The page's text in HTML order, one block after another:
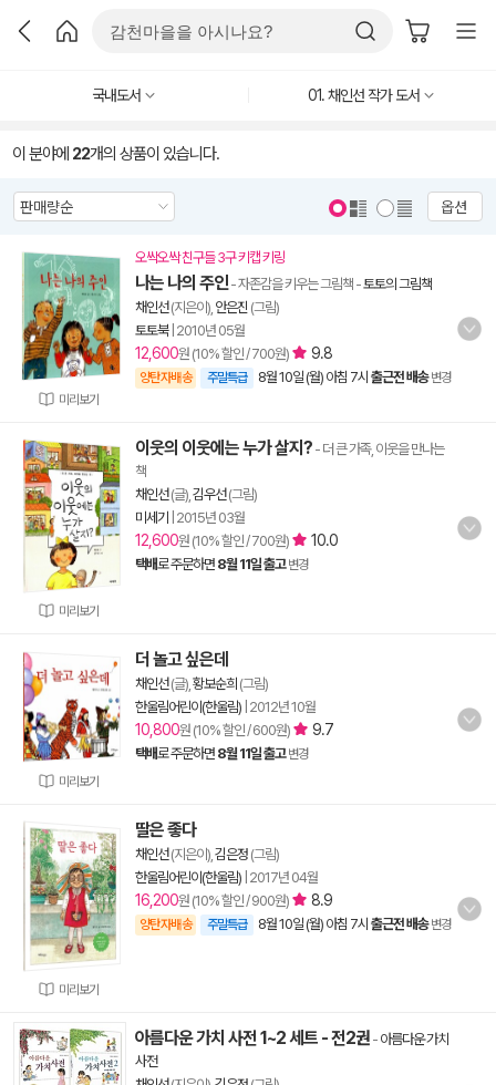
국내도서 01. 채인선 작가 도서
이 분야에 22개의 상품이 있습니다.
옵션
미리보기
오싹오싹 친구들 3구 키캡 키링
나는 나의 주인- 자존감을 키우는 그림책 -토토의 그림책
채인선(지은이), 안은진 (그림)
토토북| 2010년 05월
12,600원 (10% 할인 / 700원) 9.8
양탄자배송 주말특급 8월 10일 (월) 아침 7시 출근전 배송 변경
미리보기
이웃의 이웃에는 누가 살지? - 더 큰 가족, 이웃을 만나는
책
채인선(글), 김우선(그림)
미세기
2015년 03월
12,600원 (10% 할인 / 700원) 10.0
택배로 주문하면 8월 11일 출고 변경
미리보기
더 놀고 싶은데
채인선(글), 황보순희 (그림)
한울림어린이(한울림) 2012년 10월
10,800원 (10% 할인 / 600원) 9.7
택배로 주문하면 8월 11일 출고 변경
미리보기
딸은 좋다
채인선(지은이), 김은정 (그림)
한울림어린이(한울림) 2017년 04월
16,200원 (10% 할인 / 900원) 8.9
양탄자배송 주말특급 8월 10일 (월) 아침 7시 출근전 배송 변경
아름다운 가치 사전 1~2 세트 - 전2권 - 아름다운 가치
사전